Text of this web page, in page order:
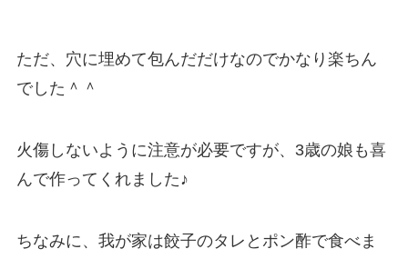
ただ、穴に埋めて包んだだけなのでかなり楽ちん
でした＾＾
火傷しないように注意が必要ですが、3歳の娘も喜
んで作ってくれました♪
ちなみに、我が家は餃子のタレとポン酢で食べま